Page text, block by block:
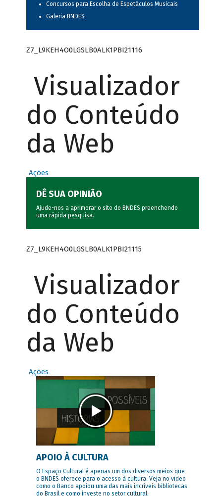
Concursos para Escolha de Espetáculos Musicais
Galeria BNDES
Z7_L9KEH4O0LGSLB0ALK1PBI21116
Visualizador
do Conteúdo
da Web
Ações
DÊ SUA OPINIÃO
Ajude-nos a aprimorar o site do BNDES preenchendo
uma rápida pesquisa.
Z7_L9KEH4O0LGSLB0ALK1PBI21115
Visualizador
do Conteúdo
da Web
Ações
APOIO À CULTURA
O Espaço Cultural é apenas um dos diversos meios que
o BNDES oferece para o acesso à cultura. Veja no vídeo
como o Banco apoiou uma das mais incríveis bibliotecas
do Brasil e como investe no setor cultural.